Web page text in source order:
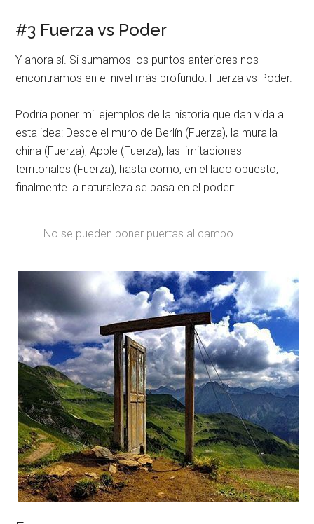
#3 Fuerza vs Poder
Y ahora sí. Si sumamos los puntos anteriores nos
encontramos en el nivel más profundo: Fuerza vs Poder.
Podría poner mil ejemplos de la historia que dan vida a
esta idea: Desde el muro de Berlín (Fuerza), la muralla
china (Fuerza), Apple (Fuerza), las limitaciones
territoriales (Fuerza), hasta como, en el lado opuesto,
finalmente la naturaleza se basa en el poder:
No se pueden poner puertas al campo.